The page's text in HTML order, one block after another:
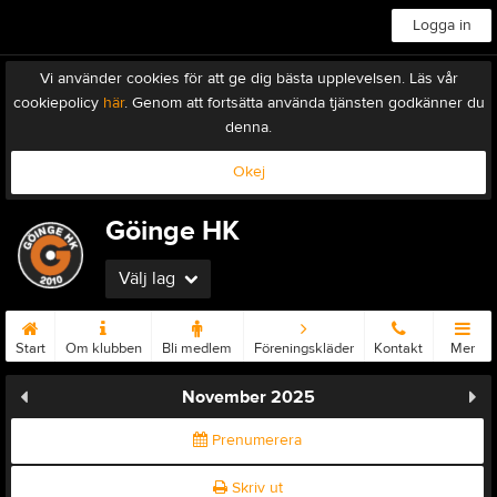
Logga in
Vi använder cookies för att ge dig bästa upplevelsen. Läs vår
cookiepolicy här. Genom att fortsätta använda tjänsten godkänner du
denna.
Okej
Göinge HK
Välj lag
Start Om klubben Bli medlem Föreningskläder Kontakt Mer
November 2025
Prenumerera
Skriv ut